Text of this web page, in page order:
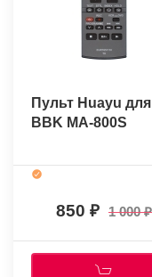
Пульт Huayu для
BBK MA-800S
850 1 000